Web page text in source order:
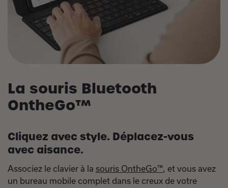
La souris Bluetooth
OntheGo™
Cliquez avec style. Déplacez-vous
avec aisance.
Associez le clavier à la souris OntheGo™, et vous avez
un bureau mobile complet dans le creux de votre